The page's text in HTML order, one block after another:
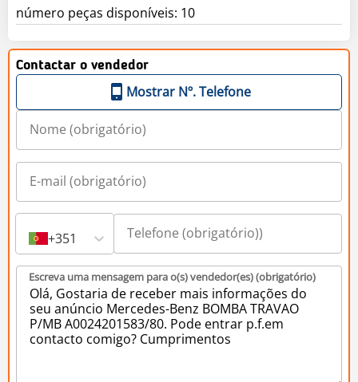
número peças disponíveis: 10
Contactar o vendedor
Mostrar Nº. Telefone
+351
Escreva uma mensagem para o(s) vendedor(es) (obrigatório)